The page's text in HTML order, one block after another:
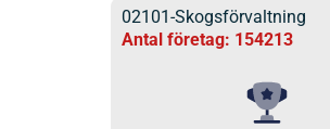
02101-Skogsförvaltning
Antal företag: 154213